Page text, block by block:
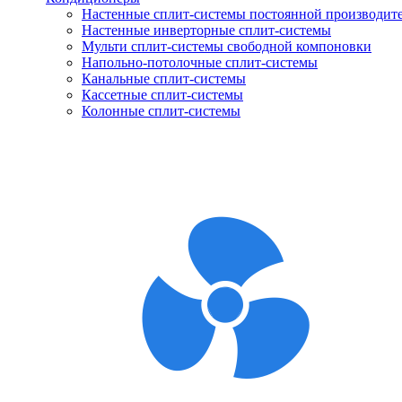
Настенные сплит-системы постоянной
Настенные инверторные сплит-системы
Мульти сплит-системы свободной компоновки
Напольно-потолочные сплит-системы
Канальные сплит-системы
Кассетные сплит-системы
Колонные сплит-системы